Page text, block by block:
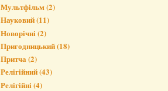
Мультфільм(2)
Науковий(11)
Новорічні (2)
Пригодницький(18)
Притча(2)
Релігійний(43)
Релігійні (4)